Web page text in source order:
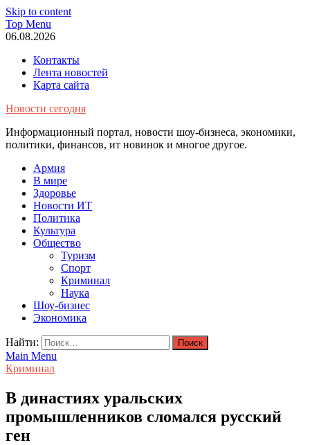
Skip to content
Top Menu
06.08.2026
Контакты
Лента новостей
Карта сайта
Новости сегодня
Информационный портал, новости шоу-бизнеса, экономики,
политики, финансов, ит новинок и многое другое.
Армия
В мире
Здоровье
Новости ИТ
Политика
Культура
Общество
Туризм
Спорт
Криминал
Наука
Шоу-бизнес
Экономика
Найти:
Main Menu
Криминал
В династиях уральских
промышленников сломался русский
ген